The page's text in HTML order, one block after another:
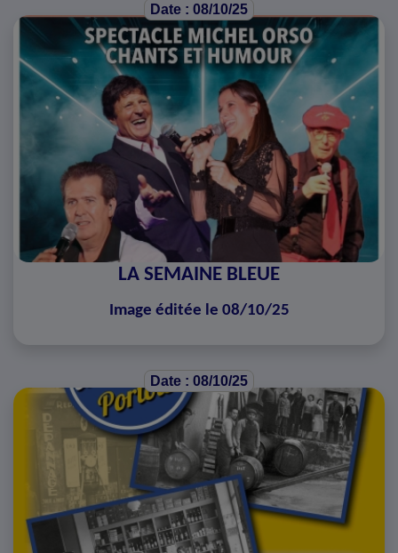
Date : 08/10/25
LA SEMAINE BLEUE
Image éditée le 08/10/25
Date : 08/10/25